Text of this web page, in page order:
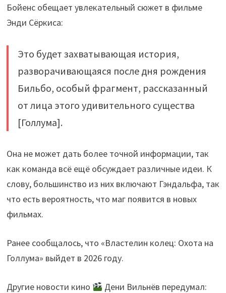
Бойенс обещает увлекательный сюжет в фильме
Энди Сёркиса:
Это будет захватывающая история,
разворачивающаяся после дня рождения
Бильбо, особый фрагмент, рассказанный
от лица этого удивительного существа
[Голлума].
Она не может дать более точной информации, так
как команда всё ещё обсуждает различные идеи. К
слову, большинство из них включают Гэндальфа, так
что есть вероятность, что маг появится в новых
фильмах.
Ранее сообщалось, что «Властелин колец: Охота на
Голлума» выйдет в 2026 году.
Другие новости кино
Дени Вильнёв передумал: